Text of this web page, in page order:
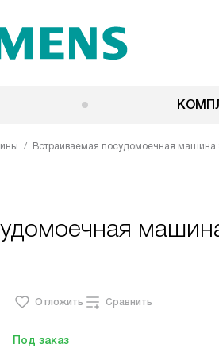
Встраиваемая посудомоечная машина
Отложить Сравнить
Под заказ